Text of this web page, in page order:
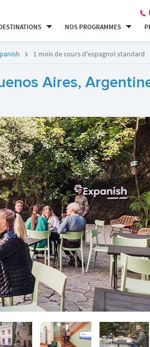
NOS PROGRAMMES
1 mois de cours d'espagnol standard
Aires,